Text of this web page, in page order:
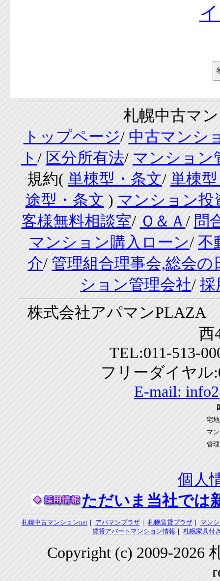
札幌中古マ
トップページ/ 中古マンシ
ト / 区分所有法/ マンション
規約( 単棟型・条文/ 単棟
途型・条文 ) マンション投
客様無料相談室/ Ｑ＆Ａ / 問
マンション購入ローン/ 不
介/ 管理組合理事会,総会の
ション管理会社/ 採
株式会社アパマン
西
TEL:011-513-
フリーダイヤル
E-mail:
宅
マ
管
個人
ただいま当社では
札幌中古マンションnet｜ アパマンプラザ｜ 札幌賃貸プラザ｜ マン
賃貸アパートマンション情報 ｜ 札幌家具付
Copyright (c) 2009-2026